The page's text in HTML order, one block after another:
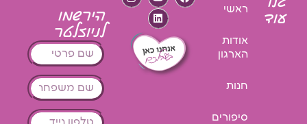
עוד
ראשי
אודות
הארגון
חנות
סיפורים
הירשמו
לניוזלטר